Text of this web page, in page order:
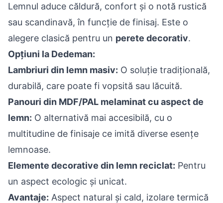
Lemnul aduce căldură, confort și o notă rustică
sau scandinavă, în funcție de finisaj. Este o
alegere clasică pentru un perete decorativ.
Opțiuni la Dedeman:
Lambriuri din lemn masiv: O soluție tradițională,
durabilă, care poate fi vopsită sau lăcuită.
Panouri din MDF/PAL melaminat cu aspect de
lemn: O alternativă mai accesibilă, cu o
multitudine de finisaje ce imită diverse esențe
lemnoase.
Elemente decorative din lemn reciclat: Pentru
un aspect ecologic și unicat.
Avantaje: Aspect natural și cald, izolare termică